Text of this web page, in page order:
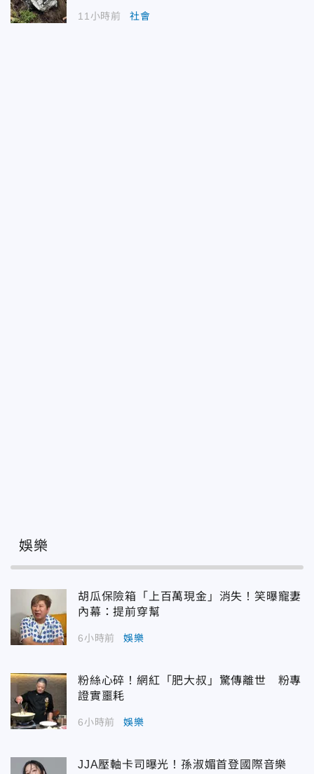
11小時前 社會
娛樂
胡瓜保險箱「上百萬現金」消失！笑曝寵妻
內幕：提前穿幫
6小時前 娛樂
粉絲心碎！網紅「肥大叔」驚傳離世 粉專
證實噩耗
6小時前 娛樂
JJA壓軸卡司曝光！孫淑媚首登國際音樂